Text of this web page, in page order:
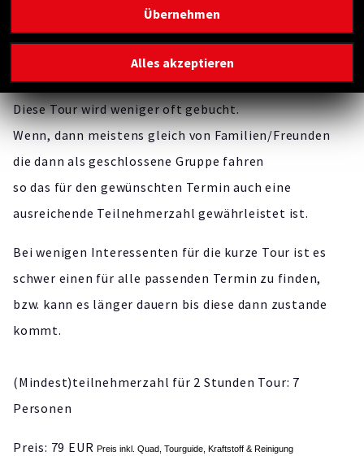
2 STUNDEN TOUR
Diese Tour wird weniger oft gebucht.
Wenn, dann meistens gleich von Familien/Freunden
die dann als geschlossene Gruppe fahren
so das für den gewünschten Termin auch eine
ausreichende Teilnehmerzahl gewährleistet ist.
Bei wenigen Interessenten für die kurze Tour ist es
schwer einen für alle passenden Termin zu finden,
bzw. kann es länger dauern bis diese dann zustande
kommt.
(Mindest)teilnehmerzahl für 2 Stunden Tour: 7
Personen
Preis: 79 EURPreis inkl. Quad, Tourguide, Kraftstoff & Reinigung
Übernehmen
Alles akzeptieren